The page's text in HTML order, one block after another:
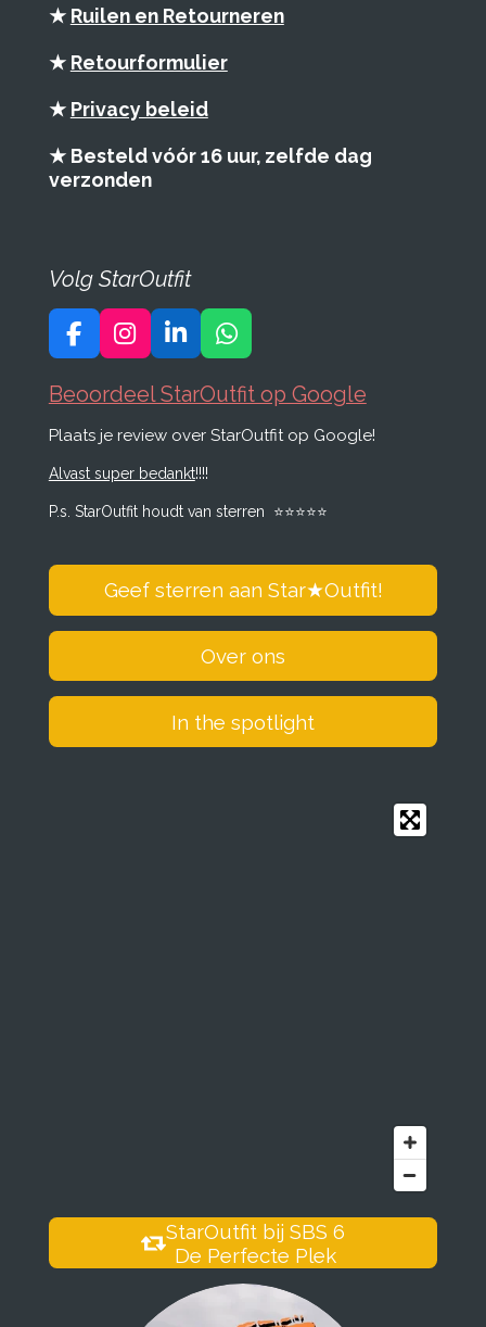
★ Ruilen en Retourneren
★ Retourformulier
★ Privacy beleid
★ Besteld vóór 16 uur, zelfde dag
verzonden
Volg StarOutfit
F
c
b
o
k
I
s
a
r
a
L
n
e
d
I
n
W
a
s
p
Beoordeel StarOutfit op Google
Plaats je review over StarOutfit op Google!
Alvast super bedankt!!!!
P.s. StarOutfit houdt van sterren ⭐️⭐️⭐️⭐️⭐️
Geef sterren aan Star★Outfit!
Over ons
In the spotlight
StarOutfit bij SBS 6
De Perfecte Plek